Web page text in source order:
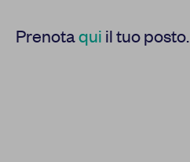
Prenotaqui il tuo posto.